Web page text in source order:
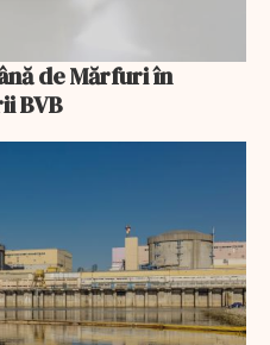
de Mărfuri în
BVB